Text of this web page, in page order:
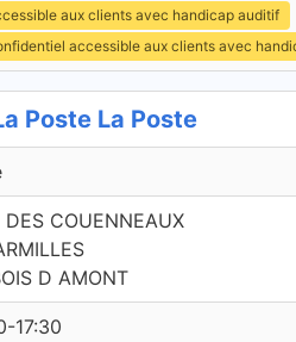
aux clients avec handicap auditif
accessible aux clients avec
Poste La Poste
DES COUENNEAUX
D AMONT
17:30